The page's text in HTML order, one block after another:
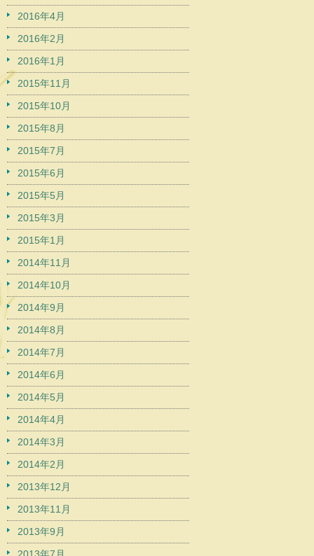
2016年4月
2016年2月
2016年1月
2015年11月
2015年10月
2015年8月
2015年7月
2015年6月
2015年5月
2015年3月
2015年1月
2014年11月
2014年10月
2014年9月
2014年8月
2014年7月
2014年6月
2014年5月
2014年4月
2014年3月
2014年2月
2013年12月
2013年11月
2013年9月